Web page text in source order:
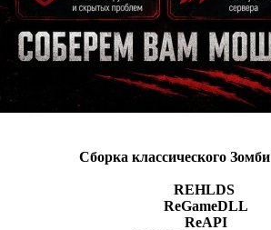
Сборка классического
REHLDS
ReGameDLL
ReAPI